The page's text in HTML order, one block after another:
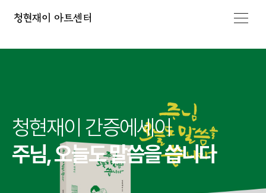
메뉴 열기
청현재이 간증에세이
주님, 오늘도 말씀을 씁니다